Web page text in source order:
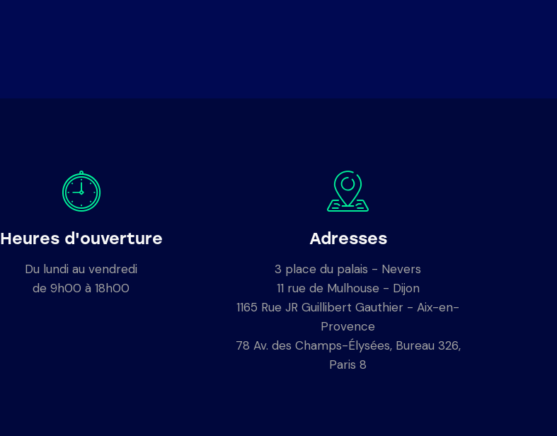
Heures d'ouverture
Du lundi au vendredi
de 9h00 à 18h00
Adresses
3 place du palais - Nevers
11 rue de Mulhouse - Dijon
1165 Rue JR Guillibert Gauthier - Aix-en-
Provence
78 Av. des Champs-Élysées, Bureau 326,
Paris 8